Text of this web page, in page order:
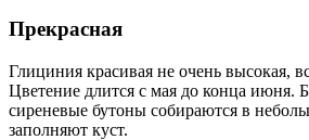
Прекрасная
Глициния красивая не очень высокая,
Цветение длится с мая до конца июня.
сиреневые бутоны собираются в
заполняют куст.